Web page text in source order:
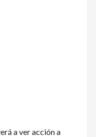
a ver acción a